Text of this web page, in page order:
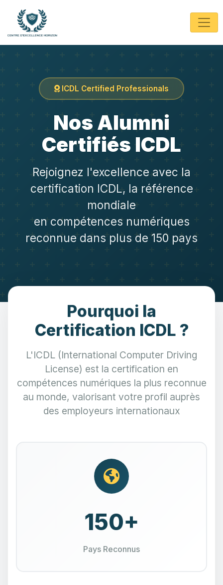
ICDL Certified Professionals
Nos Alumni
Certifiés ICDL
Rejoignez l'excellence avec la
certification ICDL, la référence
mondiale
en compétences numériques
reconnue dans plus de 150 pays
Pourquoi la
Certification ICDL ?
L'ICDL (International Computer Driving
License) est la certification en
compétences numériques la plus reconnue
au monde, valorisant votre profil auprès
des employeurs internationaux
150+
Pays Reconnus